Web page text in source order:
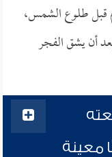
قبل طلوع الشمس،
أن يشق الفجر
معينة